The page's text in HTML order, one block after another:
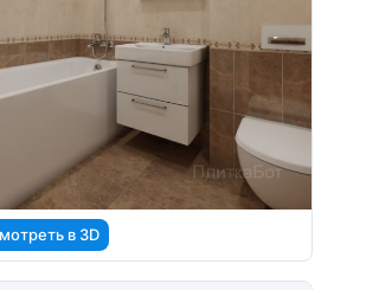
в 3D